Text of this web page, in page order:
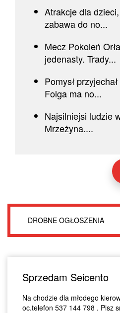
Atrakcje dla
zabawa do no...
Mecz Pokoleń
jedenasty. Trady...
Pomysł
Folga ma no...
Najsilniejsi ludzie
Mrzeżyna....
DROBNE OGŁOSZENIA
Sprzedam Seicento
Na chodzie dla młodego
oc.telefon 537 144 798 . Pisz